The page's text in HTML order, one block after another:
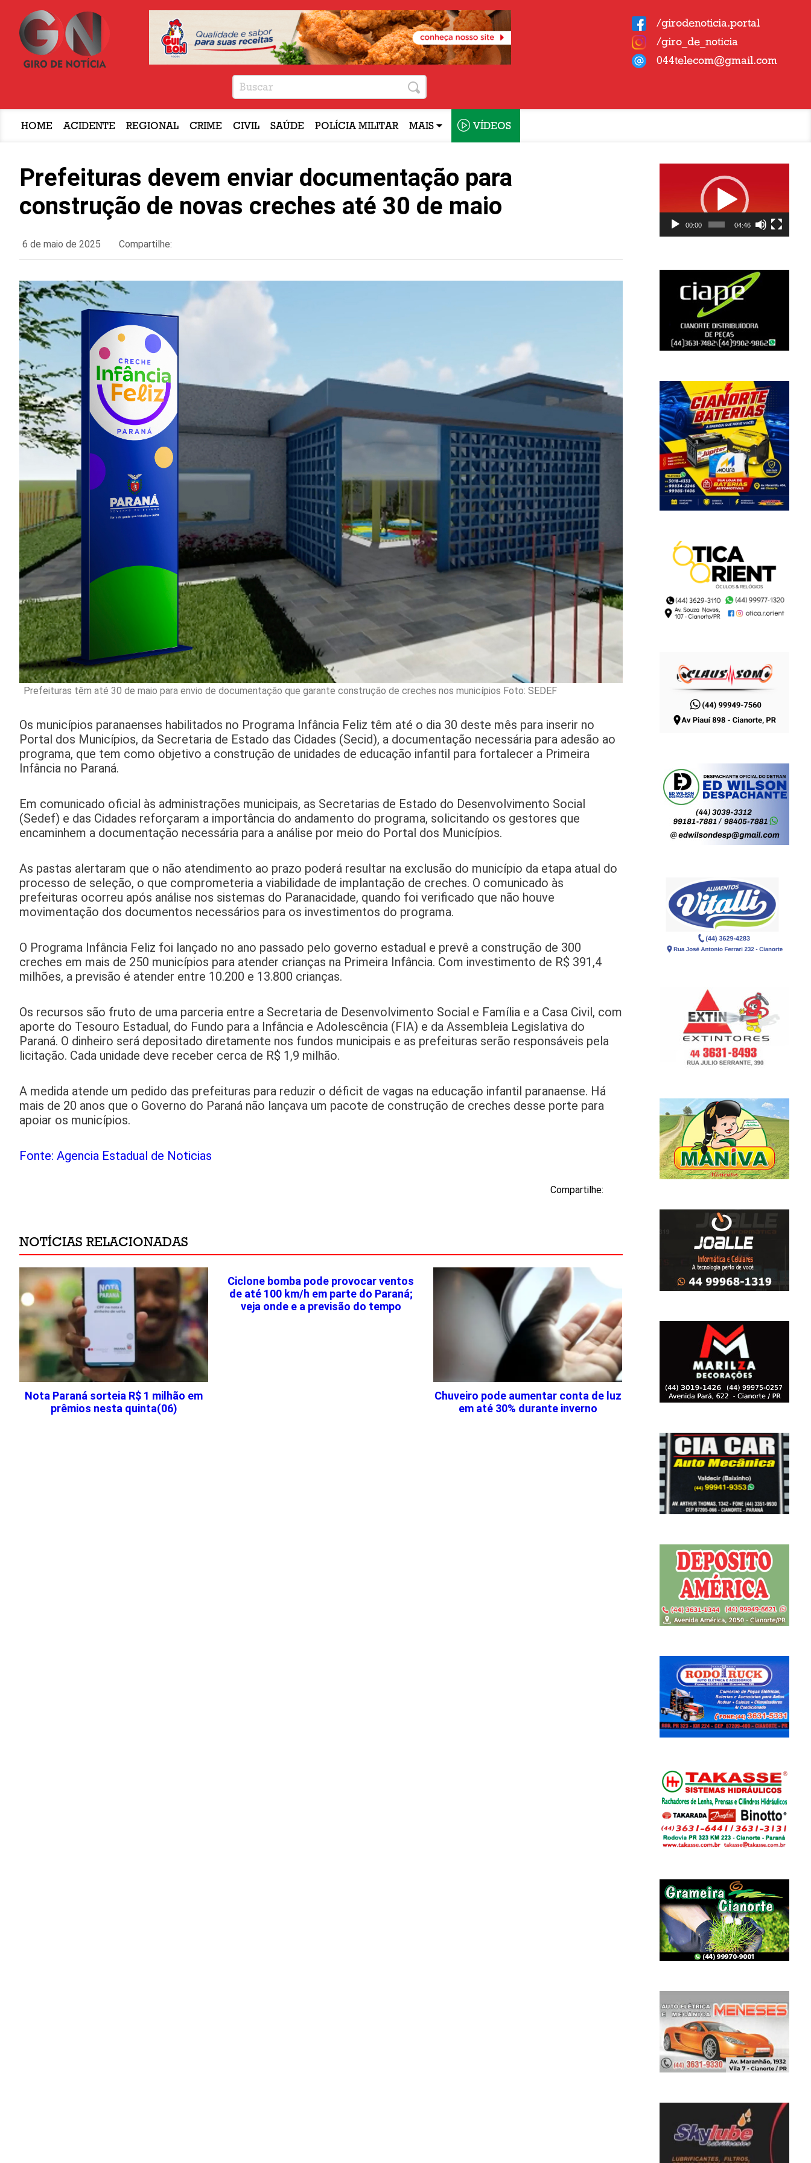
/girodenoticia.portal
/giro_de_noticia
044telecom@gmail.com
HOME ACIDENTE REGIONAL CRIME CIVIL SAÚDE POLÍCIA MILITAR MAIS VÍDEOS
Prefeituras devem enviar documentação para
construção de novas creches até 30 de maio
6 de maio de 2025 Compartilhe:
Prefeituras têm até 30 de maio para envio de documentação que garante construção de creches nos municípios Foto: SEDEF
Os municípios paranaenses habilitados no Programa Infância Feliz têm até o dia 30 deste mês para inserir no
Portal dos Municípios, da Secretaria de Estado das Cidades (Secid), a documentação necessária para adesão ao
programa, que tem como objetivo a construção de unidades de educação infantil para fortalecer a Primeira
Infância no Paraná.
Em comunicado oficial às administrações municipais, as Secretarias de Estado do Desenvolvimento Social
(Sedef) e das Cidades reforçaram a importância do andamento do programa, solicitando os gestores que
encaminhem a documentação necessária para a análise por meio do Portal dos Municípios.
As pastas alertaram que o não atendimento ao prazo poderá resultar na exclusão do município da etapa atual do
processo de seleção, o que comprometeria a viabilidade de implantação de creches. O comunicado às
prefeituras ocorreu após análise nos sistemas do Paranacidade, quando foi verificado que não houve
movimentação dos documentos necessários para os investimentos do programa.
O Programa Infância Feliz foi lançado no ano passado pelo governo estadual e prevê a construção de 300
creches em mais de 250 municípios para atender crianças na Primeira Infância. Com investimento de R$ 391,4
milhões, a previsão é atender entre 10.200 e 13.800 crianças.
Os recursos são fruto de uma parceria entre a Secretaria de Desenvolvimento Social e Família e a Casa Civil, com
aporte do Tesouro Estadual, do Fundo para a Infância e Adolescência (FIA) e da Assembleia Legislativa do
Paraná. O dinheiro será depositado diretamente nos fundos municipais e as prefeituras serão responsáveis pela
licitação. Cada unidade deve receber cerca de R$ 1,9 milhão.
A medida atende um pedido das prefeituras para reduzir o déficit de vagas na educação infantil paranaense. Há
mais de 20 anos que o Governo do Paraná não lançava um pacote de construção de creches desse porte para
apoiar os municípios.
Fonte: Agencia Estadual de Noticias
Compartilhe:
NOTÍCIAS RELACIONADAS
Nota Paraná sorteia R$ 1 milhão em
prêmios nesta quinta(06)
Ciclone bomba pode provocar ventos
de até 100 km/h em parte do Paraná;
veja onde e a previsão do tempo
Chuveiro pode aumentar conta de luz
em até 30% durante inverno
00:00 04:46